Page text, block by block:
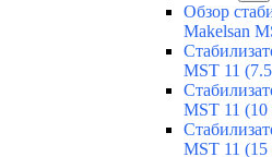
Обзор
Makelsan
MST 11
MST 11
MST 11